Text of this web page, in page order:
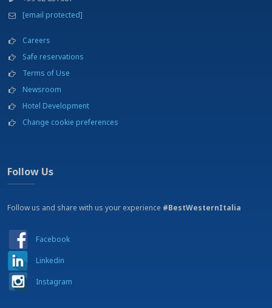
Ir a montar a caballo
Pesca
Playa
Shopping outlets
Teatro
Tenis
[email protected]
Careers
Safe reservations
Terms of Use
Newsroom
Hotel Development
Change cookie preferences
Follow Us
Follow us and share with us your experience #BestWesternItalia
Facebook
Linkedin
Instagram